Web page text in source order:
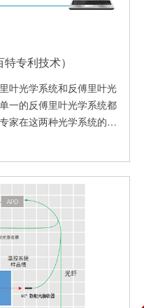
专利技术）
叶光学系统和反傅里叶光
一的反傅里叶光学系统都
家在这两种光学系统的基
头系统等，但新系统成本
成功了正反傅里叶结合光
处理的，用单光束和单镜
技术不仅达到了进口仪器
系...